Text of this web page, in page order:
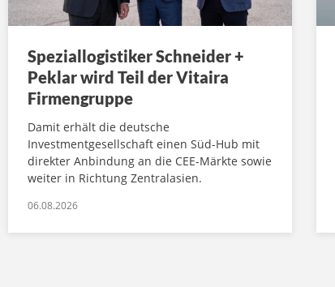
Speziallogistiker Schneider +
Peklar wird Teil der Vitaira
Firmengruppe
Damit erhält die deutsche
Investmentgesellschaft einen Süd-Hub mit
direkter Anbindung an die CEE-Märkte sowie
weiter in Richtung Zentralasien.
06.08.2026